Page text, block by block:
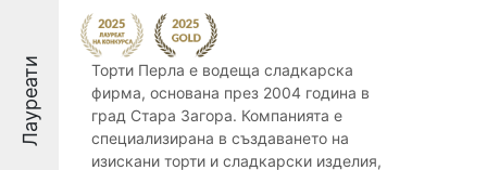
Лауреати
Торти Перла е водеща сладкарска
фирма, основана през 2004 година в
град Стара Загора. Компанията е
специализирана в създаването на
изискани торти и сладкарски изделия,